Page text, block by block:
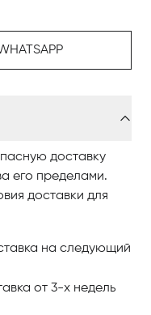
где
понравившиеся
мебели
доставку
его пределами.
доставки для
на следующий
от 3-х недель